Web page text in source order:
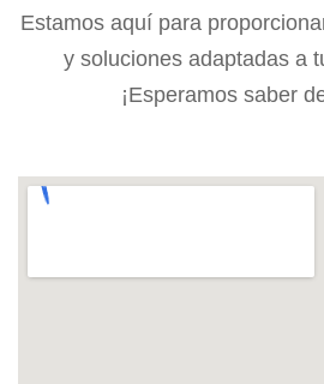
Estamos aquí para
y soluciones adaptadas a
¡Esperamos saber